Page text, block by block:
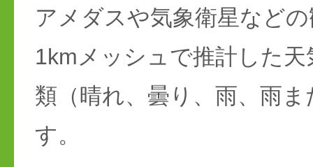
アメダスや気象衛星など
1kmメッシュで推計した
類（晴れ、曇り、雨、雨
す。